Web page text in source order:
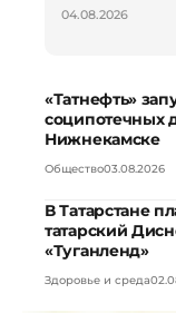
04.08.2026
«Татнефть»
соципотечных
Нижнекамске
Общество03.08.2026
В Татарстане
татарский
«Туганленд»
Здоровье и среда